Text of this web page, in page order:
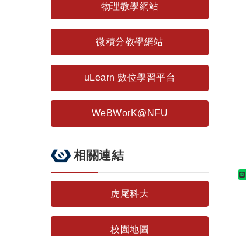
物理教學網站
微積分教學網站
uLearn 數位學習平台
WeBWorK@NFU
相關連結
虎尾科大
校園地圖